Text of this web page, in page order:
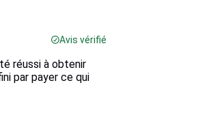
Avis vérifié
réussi à obtenir
par payer ce qui